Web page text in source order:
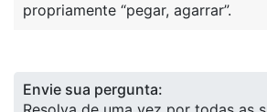
propriamente “pegar, agarrar”.
Envie sua pergunta: